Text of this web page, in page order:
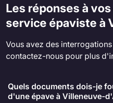
Les réponses à
service épaviste à
Vous avez des
contactez-nous pour plus
Quels documents dois-je
d'une épave à Villeneuve-